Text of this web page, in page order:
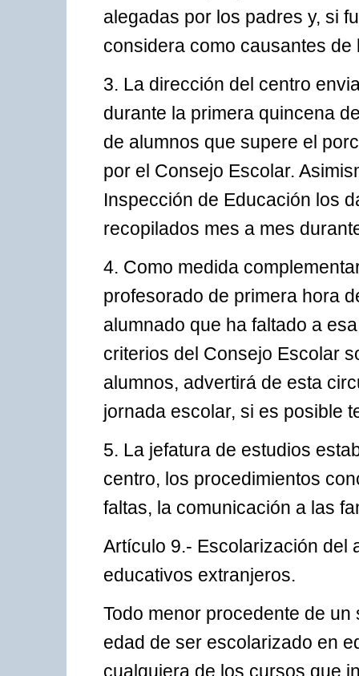
alegadas por los padres y, si
considera como causantes de
3. La dirección del centro
durante la primera quincena
de alumnos que supere el
por el Consejo Escolar.
Inspección de Educación los
recopilados mes a mes
4. Como medida
profesorado de primera hora
alumnado que ha faltado a
criterios del Consejo Escolar
alumnos, advertirá de esta
jornada escolar, si es posible
5. La jefatura de estudios
centro, los procedimientos
faltas, la comunicación a las
Artículo 9.- Escolarización del
educativos extranjeros.
Todo menor procedente de
edad de ser escolarizado en
cualquiera de los cursos que